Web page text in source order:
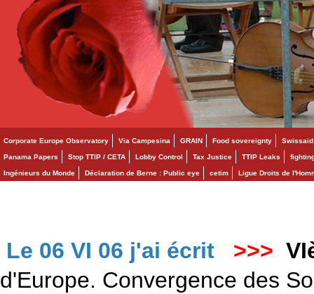
Corporate Europe Observatory Via Campesina GRAIN Food sovereignty Swissaid
Panama Papers Stop TTIP / CETA Lobby Control Tax Justice TTIP Leaks
Ingénieurs du Monde Déclaration de Berne : Public eye cetim Ligue Droits de
Le 06 VI 06 j'ai écrit >>>
d'Europe. Convergence des